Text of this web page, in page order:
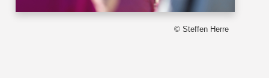
© Steffen Herre